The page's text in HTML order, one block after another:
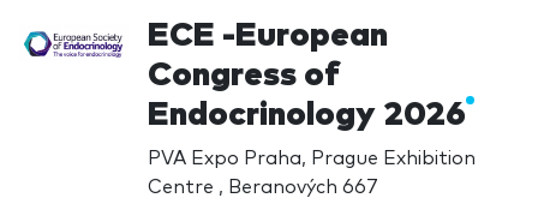
ECE -European
Congress of
Endocrinology 2026
PVA Expo Praha, Prague Exhibition
Centre , Beranových 667